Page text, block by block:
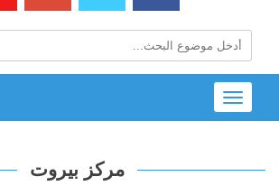
Toggle
navigation
مركز بيروت